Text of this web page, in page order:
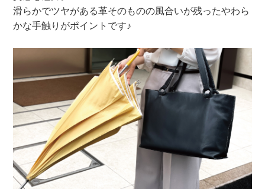
滑らかでツヤがある革そのものの風合いが残ったやわら
かな手触りがポイントです♪